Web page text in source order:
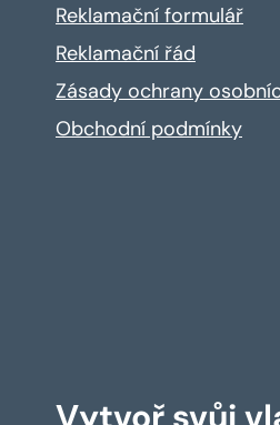
Reklamační formulář
Reklamační řád
Zásady ochrany
Obchodní podmínky